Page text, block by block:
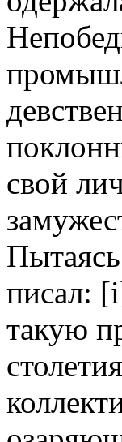
свой
писал:
такую